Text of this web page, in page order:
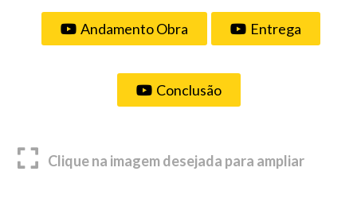
Andamento Obra Entrega
Conclusão
Clique na imagem desejada para ampliar